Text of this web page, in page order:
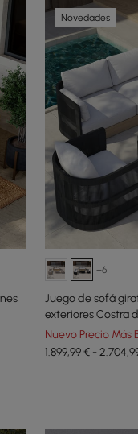
Novedades
+6
Juego de sofá
exteriores Costra
en negro para 4
Nuevo Precio Más
1.899,99 € -